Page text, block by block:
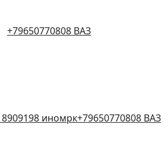
+79650770808 ВАЗ
иномрк+79650770808 ВАЗ